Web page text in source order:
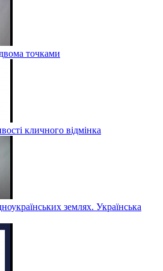
точками
кличного відмінка
землях. Українська